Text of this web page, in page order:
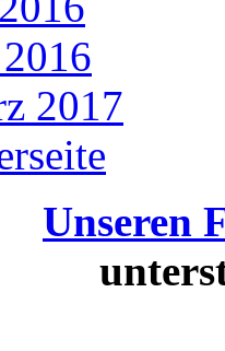
2017
Unseren